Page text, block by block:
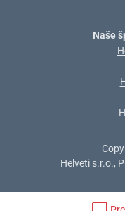
Naše
Helveti s.r.o.,